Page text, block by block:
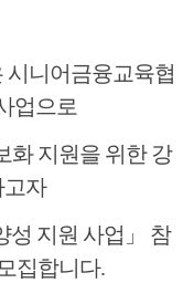
니어금융교육협
업으로
화 지원을 위한 강
고자
성 지원 사업 」 참
집합니다.